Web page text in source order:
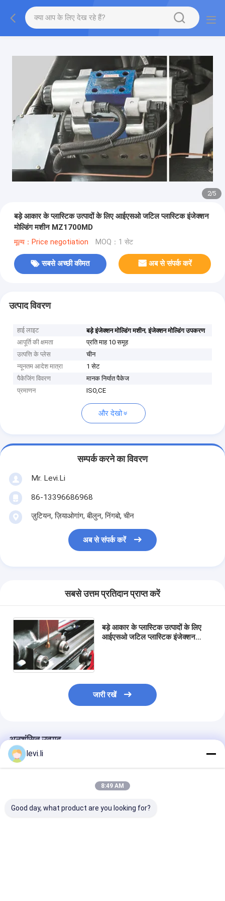
2/5
बड़े आकार के प्लास्टिक उत्पादों के लिए आईएसओ जटिल प्लास्टिक इंजेक्शन
मोल्डिंग मशीन MZ1700MD
मूल्य：Price negotiation MOQ：1 सेट
सबसे अच्छी कीमत अब से संपर्क करें
उत्पाद विवरण
हाई लाइट बड़े इंजेक्शन मोल्डिंग मशीन,इंजेक्शन मोल्डिंग उपकरण
आपूर्ति की क्षमता
प्रति माह 10 समूह
उत्पत्ति के प्लेस
चीन
न्यूनतम आदेश मात्रा
1 सेट
पैकेजिंग विवरण
मानक निर्यात पैकेज
प्रमाणन
ISO,CE
और देखो
सम्पर्क करने का विवरण
Mr. Levi.Li
86-13396686968
ज़ुटियन, ज़ियाओगांग, बीलुन, निंगबो, चीन
अब से संपर्क करें
सबसे उत्तम प्रतिदान प्राप्त करें
बड़े आकार के प्लास्टिक उत्पादों के लिए
आईएसओ जटिल प्लास्टिक इंजेक्शन
जारी रखें
अनुशंसित उत्पाद
levi.li
8:49 AM
Good day, what product are you looking for?